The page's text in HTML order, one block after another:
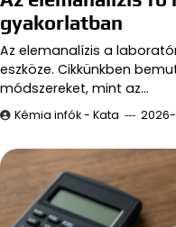
gyakorlatban
Az elemanalízis a
eszköze. Cikkünkben
módszereket, mint az…
Kémia infók - Kata